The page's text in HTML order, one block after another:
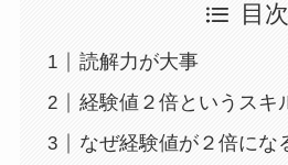
目次
読解力が大事
経験値２倍というスキ
なぜ経験値が２倍にな